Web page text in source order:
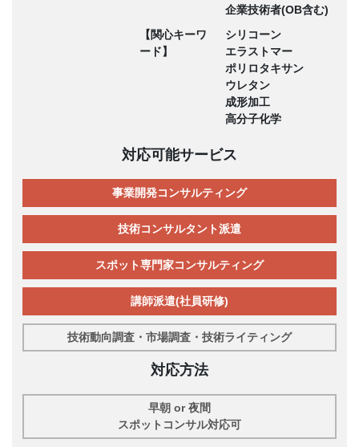
企業技術者(OB含む)
【関心キーワ
ード】
シリコーン
エラストマー
ポリロタキサン
ウレタン
成形加工
高分子化学
対応可能サービス
事業開発コンサルティング
技術コンサルタント派遣
スポット専門家コンサルティング
講師派遣(社員研修)
技術動向調査・市場調査・技術ライティング
対応方法
早朝 or 夜間
スポットコンサル対応可